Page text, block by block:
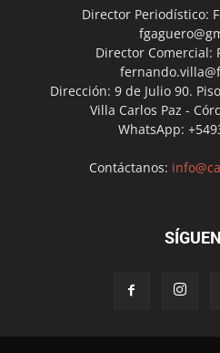
Director Periodístico:
Director Comercial:
Dirección: 9 de Julio 90.
Villa Carlos Paz -
WhatsApp:
Contáctanos: